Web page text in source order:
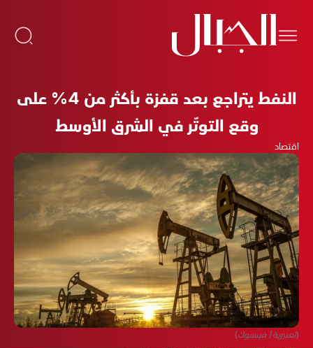
النفط يتراجع بعد قفزة بأكثر من 4% على
وقع التوتّر في الشرق الأوسط
اقتصاد
(تعبيرية/ فيسبوك)